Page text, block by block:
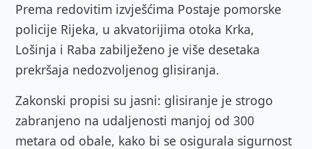
Prema redovitim izvješćima Postaje pomorske
policije Rijeka, u akvatorijima otoka Krka,
Lošinja i Raba zabilježeno je više desetaka
prekršaja nedozvoljenog glisiranja.
Zakonski propisi su jasni: glisiranje je strogo
zabranjeno na udaljenosti manjoj od 300
metara od obale, kako bi se osigurala sigurnost